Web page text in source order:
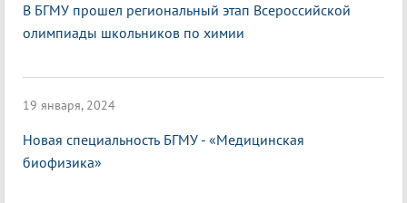
В БГМУ прошел региональный этап Всероссийской
олимпиады школьников по химии
19 января, 2024
Новая специальность БГМУ - «Медицинская
биофизика»